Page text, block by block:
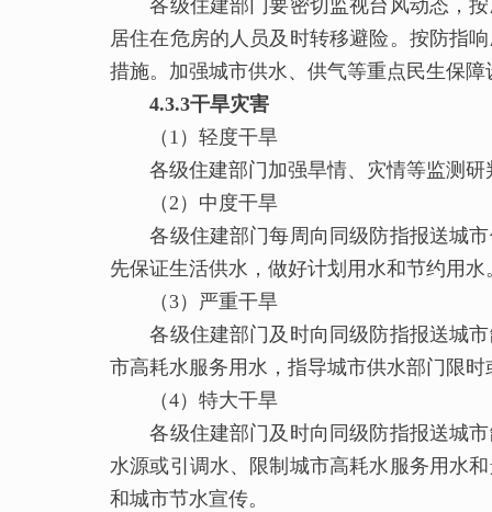
各级住建部门要密切监视台风动态，按
居住在危房的人员及时转移避险。按防指
措施。加强城市供水、供气等重点民生保
4.3.3干旱灾害
（1）轻度干旱
各级住建部门加强旱情、灾情等监测研
（2）中度干旱
各级住建部门每周向同级防指报送城市
先保证生活供水，做好计划用水和节约用水
（3）严重干旱
各级住建部门及时向同级防指报送城市
市高耗水服务用水，指导城市供水部门限
（4）特大干旱
各级住建部门及时向同级防指报送城市
水源或引调水、限制城市高耗水服务用水
和城市节水宣传。